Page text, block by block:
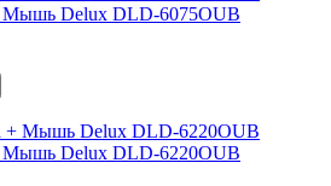
Мышь Delux DLD-6075OUB
Мышь Delux DLD-6220OUB